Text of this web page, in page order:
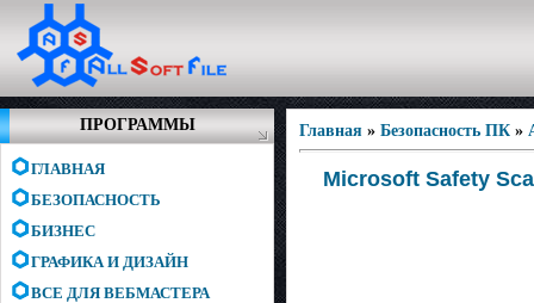
ПРОГРАММЫ
ГЛАВНАЯ
БЕЗОПАСНОСТЬ
БИЗНЕС
ГРАФИКА И ДИЗАЙН
ВСЕ ДЛЯ ВЕБМАСТЕРА
Главная » Безопасность ПК »
Microsoft Safety